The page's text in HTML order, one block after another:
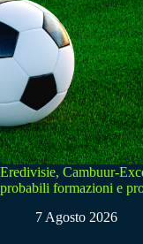
Eredivisie, Cambuur-
probabili formazioni e
7 Agosto 2026